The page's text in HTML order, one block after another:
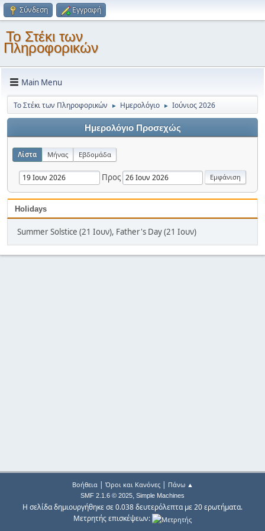
Σύνδεση Εγγραφή
Το Στέκι των
Πληροφορικών
Main Menu
Το Στέκι των Πληροφορικών ► Ημερολόγιο ► Ιούνιος 2026
Ημερολόγιο Προσεχώς
Λίστα Μήνας Εβδομάδα
Προς
Holidays
Summer Solstice (21 Ιουν), Father's Day (21 Ιουν)
Βοήθεια| Όροι και Κανόνες| Πάνω ▲
SMF 2.1.6 © 2025, Simple Machines
Η σελίδα δημιουργήθηκε σε 0.038 δευτερόλεπτα με 20 ερωτήματα.
Μετρητής επισκέψεων: